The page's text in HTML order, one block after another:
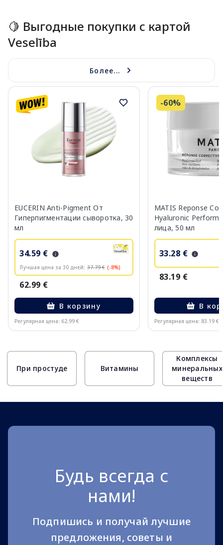
🍋 Выгодные покупки с картой
Veselība
Более...
EUCERIN Anti-Pigment От
Гиперпигментации сыворотка, 30
мл
34.59 €
Лучшая цена за 30 дней: 37.79 € (-8%)
62.99 €
В корзину
Регулярная цена: 62.99 €
-60%
MATIS Reponse
Hyaluronic
лица, 50 мл
33.28 €
83.19 €
В
Регулярная цена: 83.19 €
При простуде Витамины
Комплексы
минеральных
веществ
Будь всегда с
нами!
Подпишись и получай лучшие
предложения, советы и